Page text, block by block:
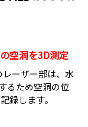
空洞を3D測定
ーザー部は、水
るため空洞の位
録します。